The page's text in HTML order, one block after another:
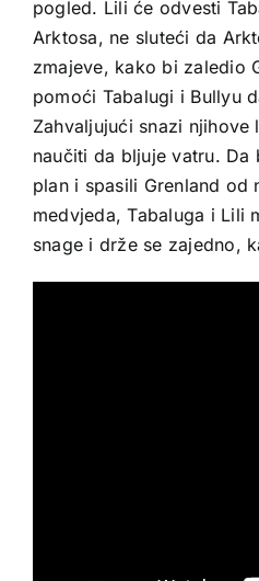
pogled. Lili će odvesti
Arktosa, ne sluteći da
zmajeve, kako bi zaledio
pomoći Tabalugi i Bullyu
Zahvaljujući snazi njihove
naučiti da bljuje vatru.
plan i spasili Grenland od
medvjeda, Tabaluga i Lili
snage i drže se zajedno,